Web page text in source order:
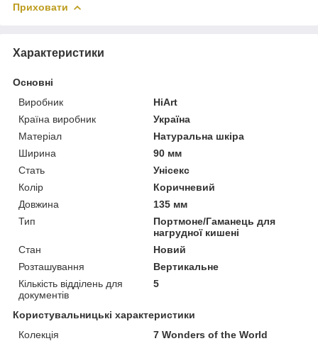
Приховати
Характеристики
Основні
Виробник
HiArt
Країна виробник
Україна
Матеріал
Натуральна шкіра
Ширина
90 мм
Стать
Унісекс
Колір
Коричневий
Довжина
135 мм
Тип
Портмоне/Гаманець для
нагрудної кишені
Стан
Новий
Розташування
Вертикальне
Кількість відділень для
документів
5
Користувальницькі характеристики
Колекція
7 Wonders of the World